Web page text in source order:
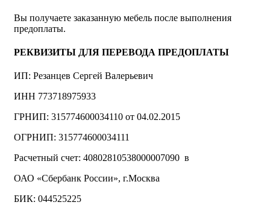
Вы получаете заказанную мебель после выполнения
предоплаты.
РЕКВИЗИТЫ ДЛЯ ПЕРЕВОДА ПРЕДОПЛАТЫ
ИП: Резанцев Сергей Валерьевич
ИНН 773718975933
ГРНИП: 315774600034110 от 04.02.2015
ОГРНИП: 315774600034111
Расчетный счет: 40802810538000007090 в
ОАО «Сбербанк России», г.Москва
БИК: 044525225